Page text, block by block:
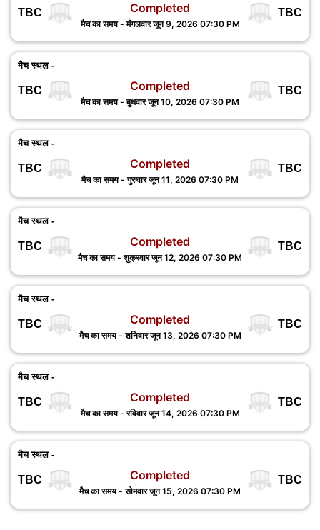
TBC TBC
Completed
मैच का समय - मंगलवार जून 9, 2026 07:30 PM
मैच स्थल -
TBC TBC
Completed
मैच का समय - बुधवार जून 10, 2026 07:30 PM
मैच स्थल -
TBC TBC
Completed
मैच का समय - गुरुवार जून 11, 2026 07:30 PM
मैच स्थल -
TBC TBC
Completed
मैच का समय - शुक्रवार जून 12, 2026 07:30 PM
मैच स्थल -
TBC TBC
Completed
मैच का समय - शनिवार जून 13, 2026 07:30 PM
मैच स्थल -
TBC TBC
Completed
मैच का समय - रविवार जून 14, 2026 07:30 PM
मैच स्थल -
TBC TBC
Completed
मैच का समय - सोमवार जून 15, 2026 07:30 PM